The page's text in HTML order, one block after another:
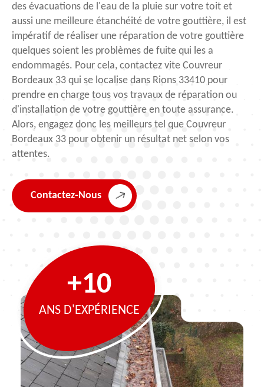
des évacuations de l'eau de la pluie sur votre toit et
aussi une meilleure étanchéité de votre gouttière, il est
impératif de réaliser une réparation de votre gouttière
quelques soient les problèmes de fuite qui les a
endommagés. Pour cela, contactez vite Couvreur
Bordeaux 33 qui se localise dans Rions 33410 pour
prendre en charge tous vos travaux de réparation ou
d'installation de votre gouttière en toute assurance.
Alors, engagez donc les meilleurs tel que Couvreur
Bordeaux 33 pour obtenir un résultat net selon vos
attentes.
Contactez-Nous
+10
ANS D'EXPÉRIENCE